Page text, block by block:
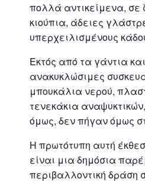
πολλά αντικείμενα, σε
κιούπια, άδειες
υπερχειλισμένους
Εκτός από τα γάντια
ανακυκλώσιμες
μπουκάλια νερού,
τενεκάκια
όμως, δεν πήγαν όμως
Η πρωτότυπη αυτή
είναι μια δημόσια
περιβαλλοντική δράση